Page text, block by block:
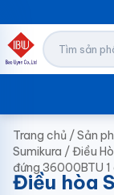
Trang chủ /Sản
Sumikura /Điều
đứng 36000BTU
Điều hòa